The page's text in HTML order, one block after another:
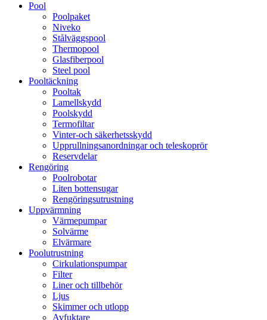
Pool
Poolpaket
Niveko
Stålväggspool
Thermopool
Glasfiberpool
Steel pool
Pooltäckning
Pooltak
Lamellskydd
Poolskydd
Termofiltar
Vinter-och säkerhetsskydd
Upprullningsanordningar och teleskoprör
Reservdelar
Rengöring
Poolrobotar
Liten bottensugar
Rengöringsutrustning
Uppvärmning
Värmepumpar
Solvärme
Elvärmare
Poolutrustning
Cirkulationspumpar
Filter
Liner och tillbehör
Ljus
Skimmer och utlopp
Avfuktare